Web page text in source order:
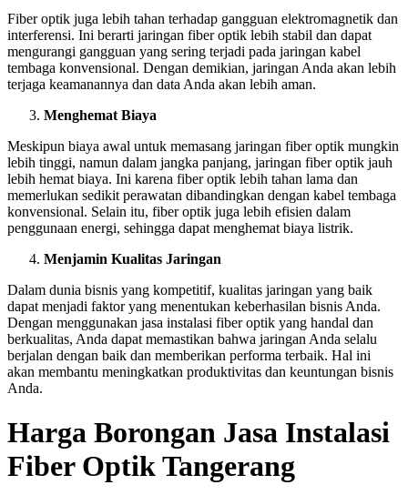
Fiber optik juga lebih tahan terhadap gangguan elektromagnetik dan
interferensi. Ini berarti jaringan fiber optik lebih stabil dan dapat
mengurangi gangguan yang sering terjadi pada jaringan kabel
tembaga konvensional. Dengan demikian, jaringan Anda akan lebih
terjaga keamanannya dan data Anda akan lebih aman.
Menghemat Biaya
Meskipun biaya awal untuk memasang jaringan fiber optik mungkin
lebih tinggi, namun dalam jangka panjang, jaringan fiber optik jauh
lebih hemat biaya. Ini karena fiber optik lebih tahan lama dan
memerlukan sedikit perawatan dibandingkan dengan kabel tembaga
konvensional. Selain itu, fiber optik juga lebih efisien dalam
penggunaan energi, sehingga dapat menghemat biaya listrik.
Menjamin Kualitas Jaringan
Dalam dunia bisnis yang kompetitif, kualitas jaringan yang baik
dapat menjadi faktor yang menentukan keberhasilan bisnis Anda.
Dengan menggunakan jasa instalasi fiber optik yang handal dan
berkualitas, Anda dapat memastikan bahwa jaringan Anda selalu
berjalan dengan baik dan memberikan performa terbaik. Hal ini
akan membantu meningkatkan produktivitas dan keuntungan bisnis
Anda.
Harga Borongan Jasa Instalasi
Fiber Optik Tangerang